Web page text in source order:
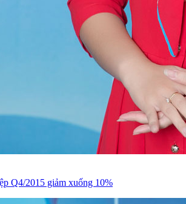
Q4/2015 giảm xuống 10%